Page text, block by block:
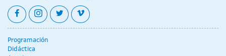
facebookinstagram
twittervimeo
Programación
Didáctica